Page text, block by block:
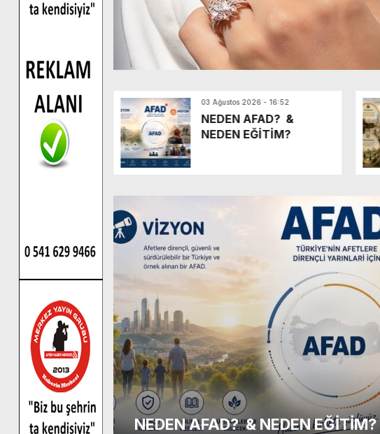
- 15:07
Şerife
Haberin
ziyaret.
03 Ağustos 2026 - 16:52
NEDEN AFAD? &
NEDEN EĞİTİM?
Merkezine
NEDEN AFAD? & NEDEN EĞİTİM?